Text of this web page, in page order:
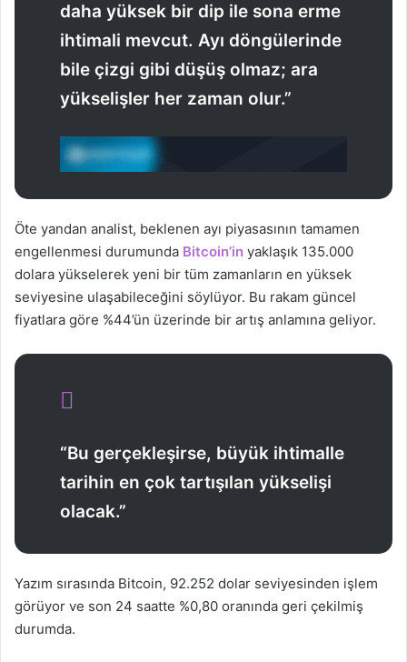
daha yüksek bir dip ile sona erme
ihtimali mevcut. Ayı döngülerinde
bile çizgi gibi düşüş olmaz; ara
yükselişler her zaman olur.”
Öte yandan analist, beklenen ayı piyasasının tamamen
engellenmesi durumunda Bitcoin’in yaklaşık 135.000
dolara yükselerek yeni bir tüm zamanların en yüksek
seviyesine ulaşabileceğini söylüyor. Bu rakam güncel
fiyatlara göre %44’ün üzerinde bir artış anlamına geliyor.
“Bu gerçekleşirse, büyük ihtimalle
tarihin en çok tartışılan yükselişi
olacak.”
Yazım sırasında Bitcoin, 92.252 dolar seviyesinden işlem
görüyor ve son 24 saatte %0,80 oranında geri çekilmiş
durumda.